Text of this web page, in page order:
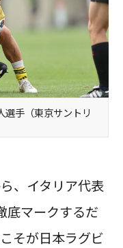
手（東京サントリ
、イタリア代表
底マークするだ
そが日本ラグビ